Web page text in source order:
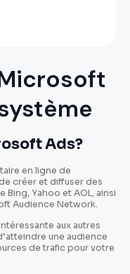
Ads?
en ligne de
créer et diffuser des
Yahoo et AOL, ainsi
Audience Network.
aux autres
une audience
de trafic pour votre